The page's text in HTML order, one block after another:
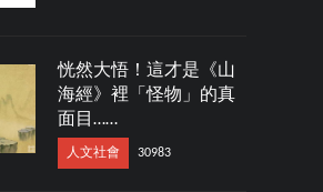
恍然大悟！這才是《山
海經》裡「怪物」的真
面目……
人文社會 30983